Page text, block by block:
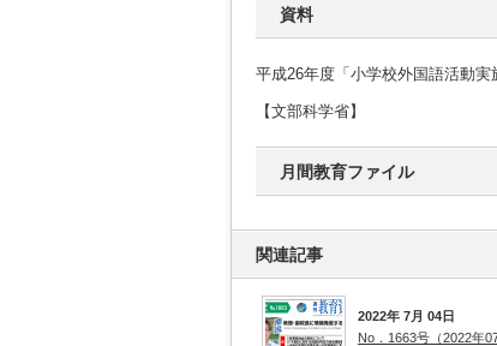
資料
平成26年度「小学校外国語活動実
【文部科学省】
月間教育ファイル
関連記事
2022年 7月 04日
No．1663号（2022年